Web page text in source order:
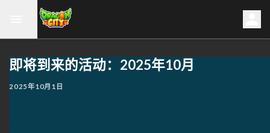
即将到来的活动：2025年10月
2025年10月1日